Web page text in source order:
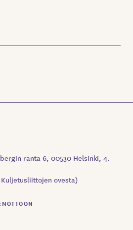
ranta 6, 00530 Helsinki, 4.
ovesta)